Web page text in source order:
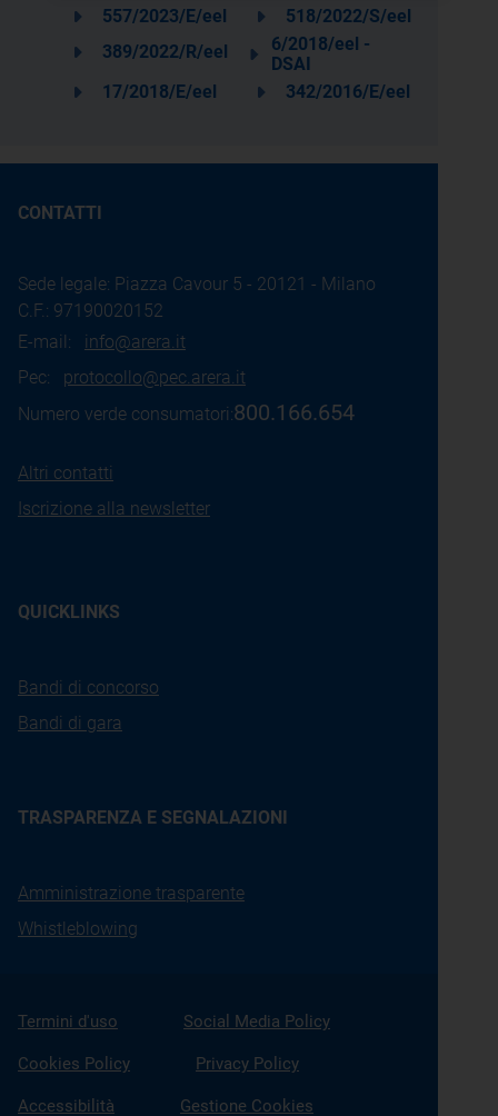
557/2023/E/eel
518/2022/S/eel
389/2022/R/eel
6/2018/eel -
DSAI
17/2018/E/eel
342/2016/E/eel
CONTATTI
Sede legale: Piazza Cavour 5 - 20121 - Milano
C.F.: 97190020152
E-mail: info@arera.it
Pec: protocollo@pec.arera.it
Numero verde consumatori:800.166.654
Altri contatti
Iscrizione alla newsletter
QUICKLINKS
Bandi di concorso
Bandi di gara
TRASPARENZA E SEGNALAZIONI
Amministrazione trasparente
Whistleblowing
Termini d'uso Social Media Policy
Cookies Policy Privacy Policy
Accessibilità Gestione Cookies